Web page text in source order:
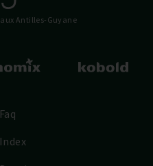
aux Antilles-Guyane
Faq
Index